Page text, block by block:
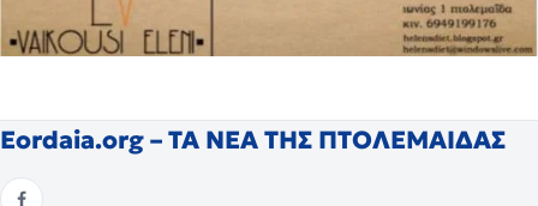
Eordaia.org – ΤΑ ΝΕΑ ΤΗΣ ΠΤΟΛΕΜΑΙΔΑΣ